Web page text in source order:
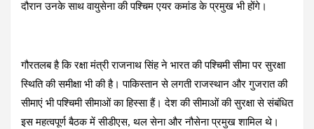
दौरान उनके साथ वायुसेना की पश्चिम एयर कमांड के प्रमुख भी होंगे।
गौरतलब है कि रक्षा मंत्री राजनाथ सिंह ने भारत की पश्चिमी सीमा पर सुरक्षा
स्थिति की समीक्षा भी की है। पाकिस्तान से लगती राजस्थान और गुजरात की
सीमाएं भी पश्चिमी सीमाओं का हिस्सा हैं। देश की सीमाओं की सुरक्षा से संबंधित
इस महत्वपूर्ण बैठक में सीडीएस, थल सेना और नौसेना प्रमुख शामिल थे।